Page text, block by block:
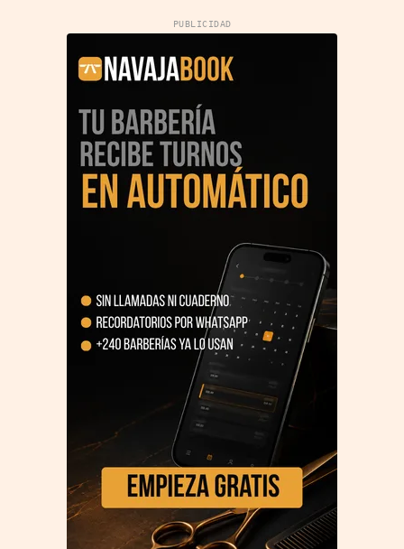
PUBLICIDAD